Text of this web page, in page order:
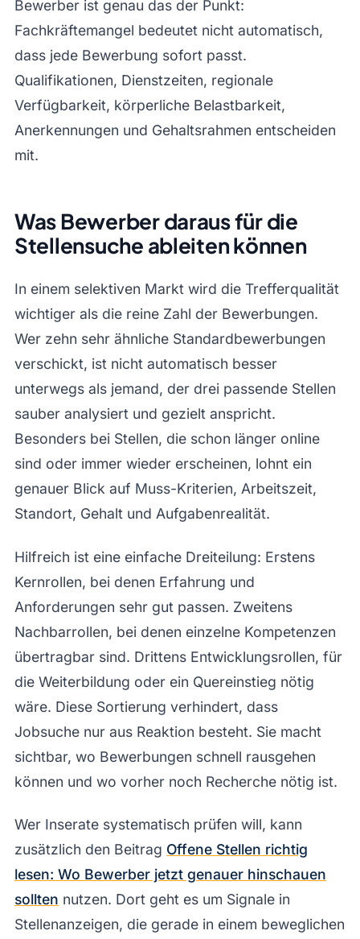
Bewerber ist genau das der Punkt:
Fachkräftemangel bedeutet nicht automatisch,
dass jede Bewerbung sofort passt.
Qualifikationen, Dienstzeiten, regionale
Verfügbarkeit, körperliche Belastbarkeit,
Anerkennungen und Gehaltsrahmen entscheiden
mit.
Was Bewerber daraus für die
Stellensuche ableiten können
In einem selektiven Markt wird die Trefferqualität
wichtiger als die reine Zahl der Bewerbungen.
Wer zehn sehr ähnliche Standardbewerbungen
verschickt, ist nicht automatisch besser
unterwegs als jemand, der drei passende Stellen
sauber analysiert und gezielt anspricht.
Besonders bei Stellen, die schon länger online
sind oder immer wieder erscheinen, lohnt ein
genauer Blick auf Muss-Kriterien, Arbeitszeit,
Standort, Gehalt und Aufgabenrealität.
Hilfreich ist eine einfache Dreiteilung: Erstens
Kernrollen, bei denen Erfahrung und
Anforderungen sehr gut passen. Zweitens
Nachbarrollen, bei denen einzelne Kompetenzen
übertragbar sind. Drittens Entwicklungsrollen, für
die Weiterbildung oder ein Quereinstieg nötig
wäre. Diese Sortierung verhindert, dass
Jobsuche nur aus Reaktion besteht. Sie macht
sichtbar, wo Bewerbungen schnell rausgehen
können und wo vorher noch Recherche nötig ist.
Wer Inserate systematisch prüfen will, kann
zusätzlich den Beitrag Offene Stellen richtig
lesen: Wo Bewerber jetzt genauer hinschauen
sollten nutzen. Dort geht es um Signale in
Stellenanzeigen, die gerade in einem beweglichen